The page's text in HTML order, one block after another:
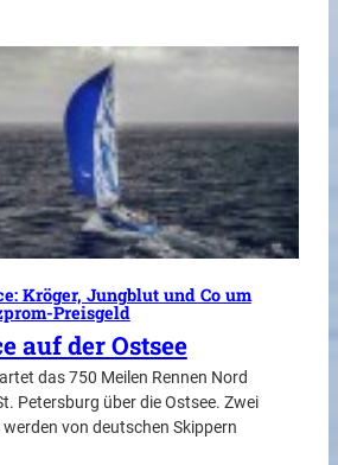
Kröger, Jungblut und Co um
Preisgeld
auf der Ostsee
das 750 Meilen Rennen Nord
Petersburg über die Ostsee. Zwei
von deutschen Skippern